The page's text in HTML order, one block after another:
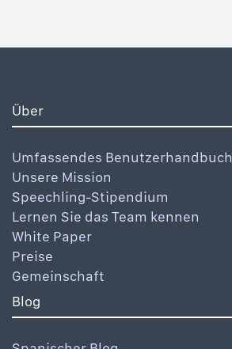
Über
Umfassendes Benutzerhandbuch
Unsere Mission
Speechling-Stipendium
Lernen Sie das Team kennen
White Paper
Preise
Gemeinschaft
Blog